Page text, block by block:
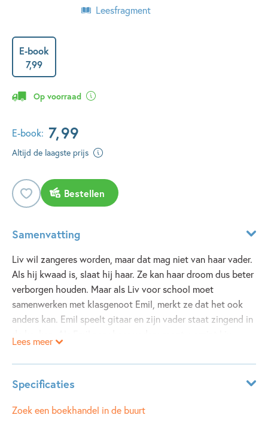
Leesfragment
E-book
7,99
Op voorraad
E-book: 7,99
Altijd de laagste prijs
Bestellen
Samenvatting
Liv wil zangeres worden, maar dat mag niet van haar vader.
Als hij kwaad is, slaat hij haar. Ze kan haar droom dus beter
verborgen houden. Maar als Liv voor school moet
samenwerken met klasgenoot Emil, merkt ze dat het ook
anders kan. Emil speelt gitaar en zijn vader staat zingend in
leugen na leugen om haar geheim te verbergen.
Emil daagt Liv uit om samen op te treden op het
schoolfeest en ze groeien steeds verder naar elkaar toe. Liv
weet het zeker: ze is stapelverliefd! Maar de gemene Sacha
Lees meer
Specificaties
Leeftijdsindicatie: 8 - 12 jaar
Zoek een boekhandel in de buurt